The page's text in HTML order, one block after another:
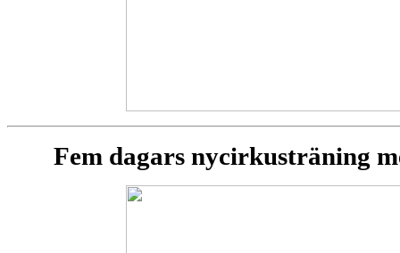
Fem dagars nycirkusträning